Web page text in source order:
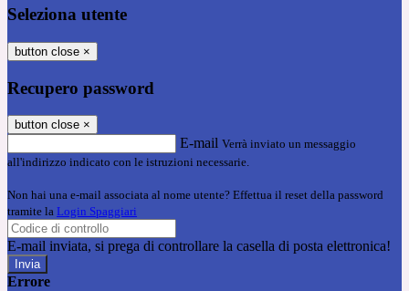
Seleziona utente
button close ×
Recupero password
button close ×
E-mail Verrà inviato un messaggio
all'indirizzo indicato con le istruzioni necessarie.
Non hai una e-mail associata al nome utente? Effettua il reset della password
tramite la Login Spaggiari
E-mail inviata, si prega di controllare la casella di posta elettronica!
Errore